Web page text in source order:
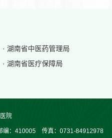
· 湖南省中医药管理局
· 湖南省医疗保障局
院
编：410005 传真：0731-84912978